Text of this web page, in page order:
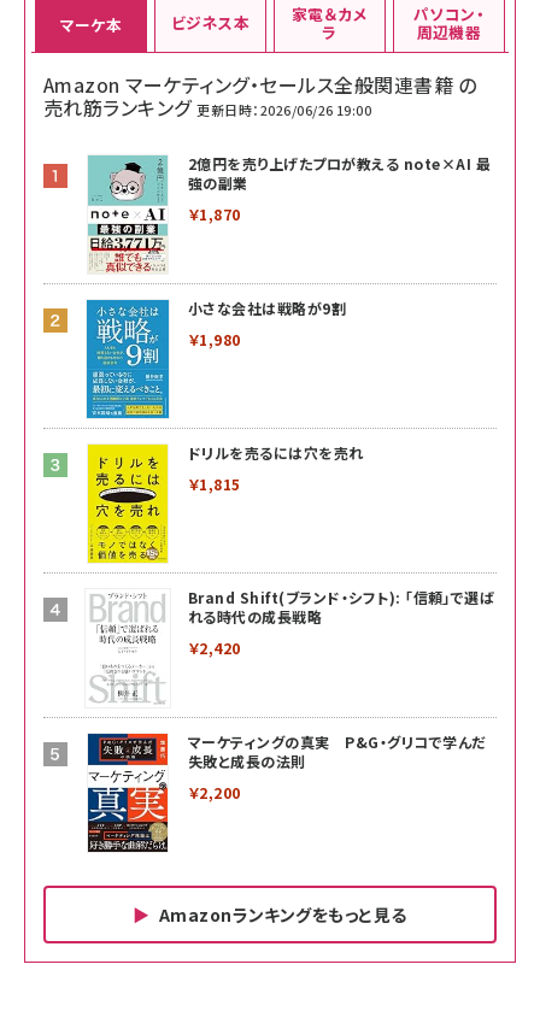
マーケ本
Amazon マーケティング・セールス全般関連書籍 の
売れ筋ランキング 更新日時：2026/06/26 19:00
2億円を売り上げたプロが教える note×AI 最
強の副業
￥1,870
小さな会社は戦略が9割
￥1,980
ドリルを売るには穴を売れ
￥1,815
Brand Shift(ブランド・シフト): 「信頼」で選ば
れる時代の成長戦略
￥2,420
マーケティングの真実 P&G・グリコで学んだ
失敗と成長の法則
￥2,200
Amazonランキングをもっと見る
ビジネス本 家電＆カメ
ラ
パソコン・
周辺機器